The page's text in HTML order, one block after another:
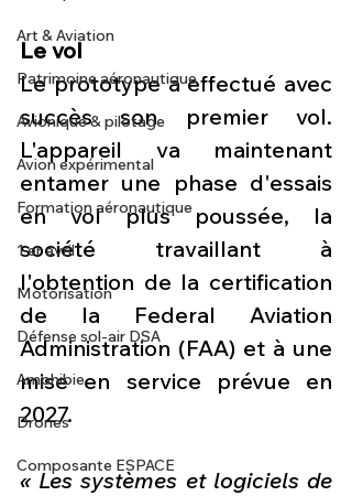
Art & Aviation
Patrimoine aéronautique
Avionique & pilotage
Avion expérimental
Formation aéronautique
1 er avril
Motorisation
Défense sol-air DSA
Amphibie
Drones
Composante ESPACE
Le vol
Le prototype a effectué avec
succès son premier vol.
L'appareil va maintenant
entamer une phase d'essais
en vol plus poussée, la
société travaillant à
l'obtention de la certification
de la Federal Aviation
Administration (FAA) et à une
mise en service prévue en
2027.
« Les systèmes et logiciels de